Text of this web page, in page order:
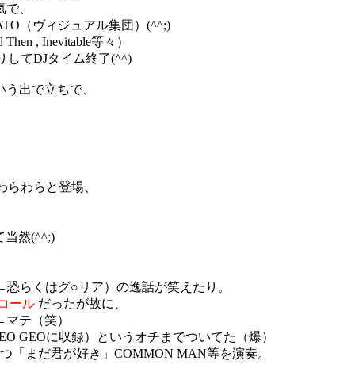
、
（ヴィジュアル集団）(^^;)
, Inevitable等々）
してDJタイム終了(^^)
出で立ちで、
わらと登場、
当然(^^;)
らくはグ○リア）の逸話が笑えたり。
ール だったが故に、
テ（笑）
GEOに収録）というオチまでついてた（爆）
「まだ君が好き」COMMON MAN等を演奏。